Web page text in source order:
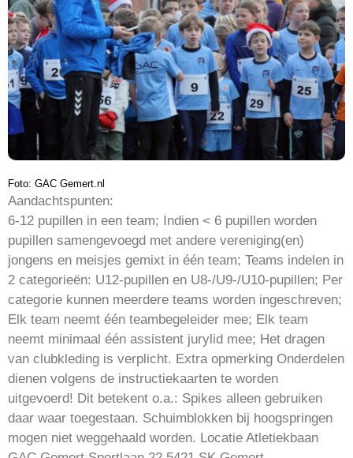
Foto: GAC Gemert.nl
Aandachtspunten:
6-12 pupillen in een team; Indien < 6 pupillen worden
pupillen samengevoegd met andere vereniging(en)
jongens en meisjes gemixt in één team; Teams indelen in
2 categorieën: U12-pupillen en U8-/U9-/U10-pupillen; Per
categorie kunnen meerdere teams worden ingeschreven;
Elk team neemt één teambegeleider mee; Elk team
neemt minimaal één assistent jurylid mee; Het dragen
van clubkleding is verplicht. Extra opmerking Onderdelen
dienen volgens de instructiekaarten te worden
uitgevoerd! Dit betekent o.a.: Spikes alleen gebruiken
daar waar toegestaan. Schuimblokken bij hoogspringen
mogen niet weggehaald worden. Locatie Atletiekbaan